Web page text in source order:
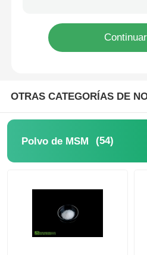
Cristales puros de MSM
OTRAS CATEGORÍAS DE
Polvo de MSM (54)